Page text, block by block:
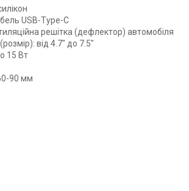
USB-Type-C
решітка (дефлектор) автомобіля
від 4.7" до 7.5"
15 Вт
90 мм